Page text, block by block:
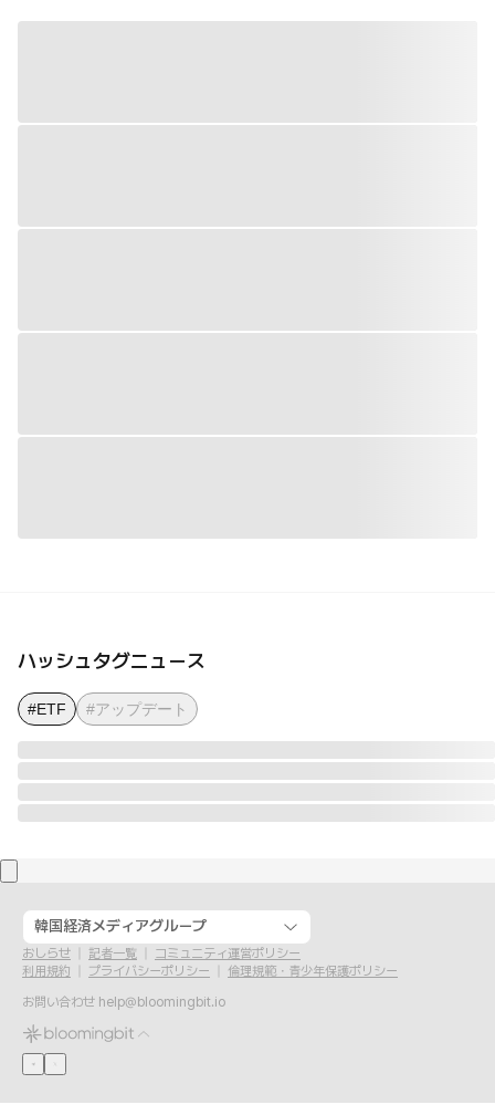
ハッシュタグニュース
#ETF #アップデート
韓国経済メディアグループ
おしらせ 記者一覧
コミュニティ運営ポリシー
利用規約
プライバシーポリシー
倫理規範・青少年保護ポリシー
お問い合わせ help@bloomingbit.io